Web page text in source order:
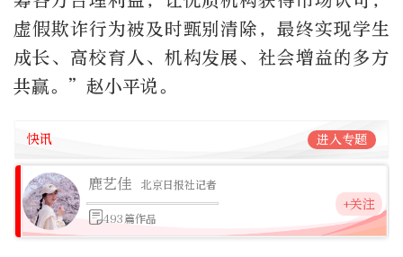
虚假欺诈行为被及时甄别清除，最终实现学生
成长、高校育人、机构发展、社会增益的多方
共赢。”赵小平说。
快讯 进入专题
鹿艺佳 北京日报社记者
493篇作品
+关注